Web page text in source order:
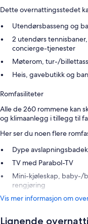
Dette overnattingsstedet
Utendørsbasseng og
2 utendørs
concierge-tjenester
Møterom, tur-/
Heis, gavebutikk og
Romfasiliteter
Alle de 260 rommene kan
og klimaanlegg i tillegg til
Her ser du noen flere
Dype
TV med Parabol-TV
Mini-kjøleskap, baby-/
rengjøring
Vis mer informasjon om
Lignende